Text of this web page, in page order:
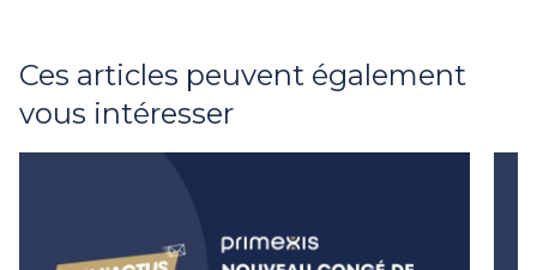
Ces articles peuvent également
vous intéresser